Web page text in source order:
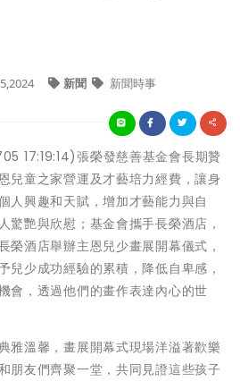
新聞 新聞時事
17:19:14)張榮發慈善基金會長期贊
兒童之家營運及才藝培力經費，讓身
人興趣和天賦，增加才藝能力與自
驚艷與欣慰；基金會攜手長榮酒店，
榮酒店舉辦主恩兒少畫展開幕儀式，
兒少成功經驗的累積，降低自卑感，
會，透過他們的畫作表達內心的世
雅溫馨，畫展開幕式現場洋溢著歡樂
朋友們齊聚一堂，共同見證這些孩子